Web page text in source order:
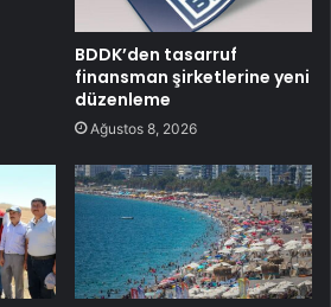
BDDK’den tasarruf
finansman şirketlerine yeni
düzenleme
Ağustos 8, 2026